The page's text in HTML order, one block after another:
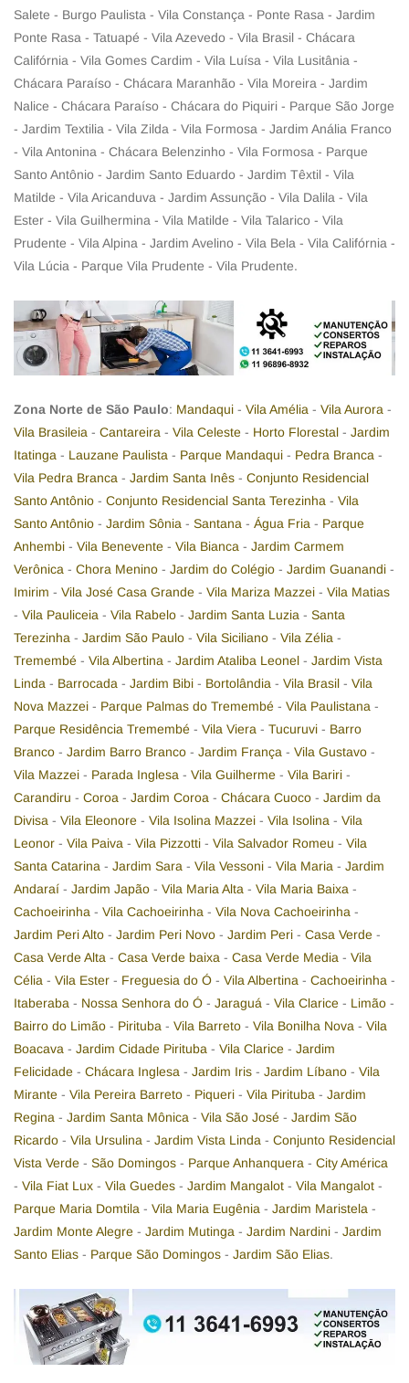
Salete - Burgo Paulista - Vila Constança - Ponte Rasa - Jardim
Ponte Rasa - Tatuapé - Vila Azevedo - Vila Brasil - Chácara
Califórnia - Vila Gomes Cardim - Vila Luísa - Vila Lusitânia -
Chácara Paraíso - Chácara Maranhão - Vila Moreira - Jardim
Nalice - Chácara Paraíso - Chácara do Piquiri - Parque São Jorge
- Jardim Textilia - Vila Zilda - Vila Formosa - Jardim Anália Franco
- Vila Antonina - Chácara Belenzinho - Vila Formosa - Parque
Santo Antônio - Jardim Santo Eduardo - Jardim Têxtil - Vila
Matilde - Vila Aricanduva - Jardim Assunção - Vila Dalila - Vila
Ester - Vila Guilhermina - Vila Matilde - Vila Talarico - Vila
Prudente - Vila Alpina - Jardim Avelino - Vila Bela - Vila Califórnia -
Vila Lúcia - Parque Vila Prudente - Vila Prudente.
Zona Norte de São Paulo: Mandaqui - Vila Amélia - Vila Aurora -
Vila Brasileia - Cantareira - Vila Celeste - Horto Florestal - Jardim
Itatinga - Lauzane Paulista - Parque Mandaqui - Pedra Branca -
Vila Pedra Branca - Jardim Santa Inês - Conjunto Residencial
Santo Antônio - Conjunto Residencial Santa Terezinha - Vila
Santo Antônio - Jardim Sônia - Santana - Água Fria - Parque
Anhembi - Vila Benevente - Vila Bianca - Jardim Carmem
Verônica - Chora Menino - Jardim do Colégio - Jardim Guanandi -
Imirim - Vila José Casa Grande - Vila Mariza Mazzei - Vila Matias
- Vila Pauliceia - Vila Rabelo - Jardim Santa Luzia - Santa
Terezinha - Jardim São Paulo - Vila Siciliano - Vila Zélia -
Tremembé - Vila Albertina - Jardim Ataliba Leonel - Jardim Vista
Linda - Barrocada - Jardim Bibi - Bortolândia - Vila Brasil - Vila
Nova Mazzei - Parque Palmas do Tremembé - Vila Paulistana -
Parque Residência Tremembé - Vila Viera - Tucuruvi - Barro
Branco - Jardim Barro Branco - Jardim França - Vila Gustavo -
Vila Mazzei - Parada Inglesa - Vila Guilherme - Vila Bariri -
Carandiru - Coroa - Jardim Coroa - Chácara Cuoco - Jardim da
Divisa - Vila Eleonore - Vila Isolina Mazzei - Vila Isolina - Vila
Leonor - Vila Paiva - Vila Pizzotti - Vila Salvador Romeu - Vila
Santa Catarina - Jardim Sara - Vila Vessoni - Vila Maria - Jardim
Andaraí - Jardim Japão - Vila Maria Alta - Vila Maria Baixa -
Cachoeirinha - Vila Cachoeirinha - Vila Nova Cachoeirinha -
Jardim Peri Alto - Jardim Peri Novo - Jardim Peri - Casa Verde -
Casa Verde Alta - Casa Verde baixa - Casa Verde Media - Vila
Célia - Vila Ester - Freguesia do Ó - Vila Albertina - Cachoeirinha -
Itaberaba - Nossa Senhora do Ó - Jaraguá - Vila Clarice - Limão -
Bairro do Limão - Pirituba - Vila Barreto - Vila Bonilha Nova - Vila
Boacava - Jardim Cidade Pirituba - Vila Clarice - Jardim
Felicidade - Chácara Inglesa - Jardim Iris - Jardim Líbano - Vila
Mirante - Vila Pereira Barreto - Piqueri - Vila Pirituba - Jardim
Regina - Jardim Santa Mônica - Vila São José - Jardim São
Ricardo - Vila Ursulina - Jardim Vista Linda - Conjunto Residencial
Vista Verde - São Domingos - Parque Anhanquera - City América
- Vila Fiat Lux - Vila Guedes - Jardim Mangalot - Vila Mangalot -
Parque Maria Domtila - Vila Maria Eugênia - Jardim Maristela -
Jardim Monte Alegre - Jardim Mutinga - Jardim Nardini - Jardim
Santo Elias - Parque São Domingos - Jardim São Elias.